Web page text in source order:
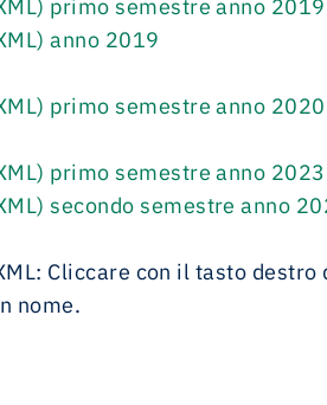
primo semestre anno 2019
anno 2019
primo semestre anno 2020
primo semestre anno 2023
secondo semestre anno
Cliccare con il tasto destro
nome.